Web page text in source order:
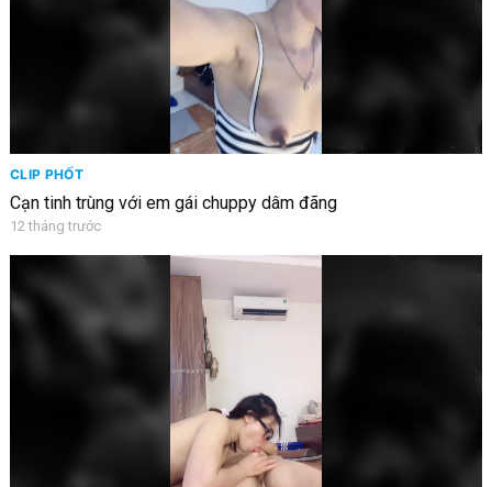
CLIP PHỐT
Cạn tinh trùng với em gái chuppy dâm đãng
12 tháng trước